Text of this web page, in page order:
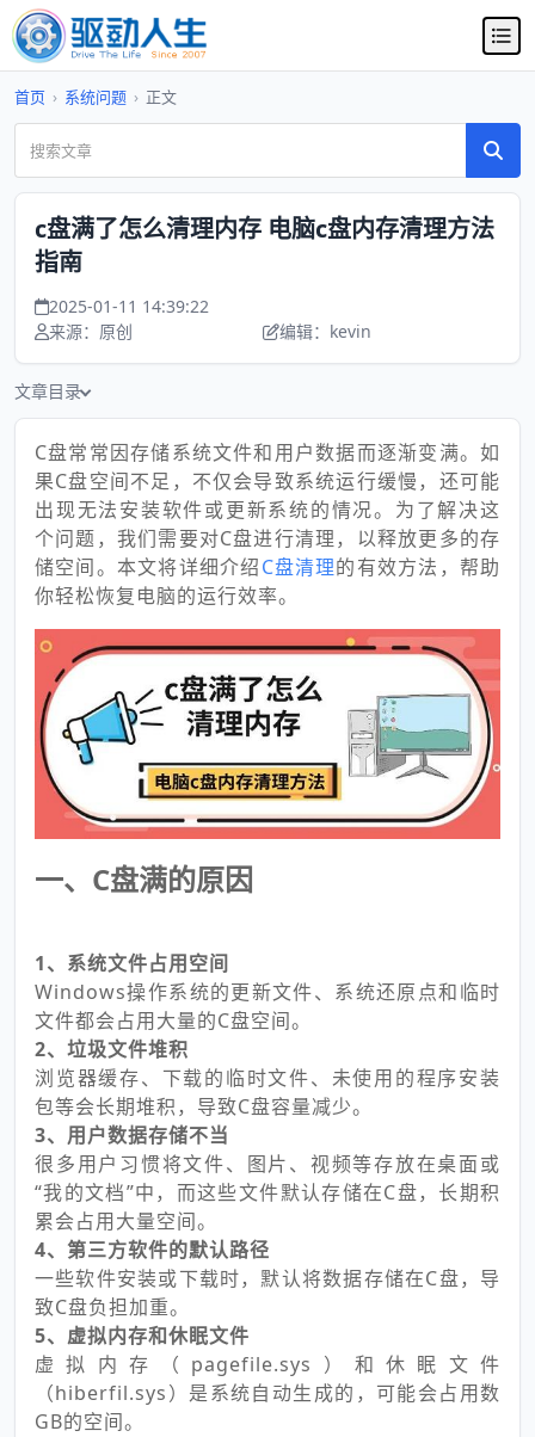
首页 › 系统问题 › 正文
c盘满了怎么清理内存 电脑c盘内存清理方法
指南
2025-01-11 14:39:22
来源：原创
编辑：kevin
文章目录
C盘常常因存储系统文件和用户数据而逐渐变满。如
果C盘空间不足，不仅会导致系统运行缓慢，还可能
出现无法安装软件或更新系统的情况。为了解决这
个问题，我们需要对C盘进行清理，以释放更多的存
储空间。本文将详细介绍C盘清理的有效方法，帮助
你轻松恢复电脑的运行效率。
一、C盘满的原因
1、系统文件占用空间
Windows操作系统的更新文件、系统还原点和临时
文件都会占用大量的C盘空间。
2、垃圾文件堆积
浏览器缓存、下载的临时文件、未使用的程序安装
包等会长期堆积，导致C盘容量减少。
3、用户数据存储不当
很多用户习惯将文件、图片、视频等存放在桌面或
“我的文档”中，而这些文件默认存储在C盘，长期积
累会占用大量空间。
4、第三方软件的默认路径
一些软件安装或下载时，默认将数据存储在C盘，导
致C盘负担加重。
5、虚拟内存和休眠文件
虚拟内存（pagefile.sys）和休眠文件
（hiberfil.sys）是系统自动生成的，可能会占用数
GB的空间。